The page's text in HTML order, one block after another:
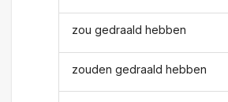
zou gedraald hebben
zouden gedraald hebben